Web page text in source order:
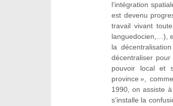
l’intégration
est devenu
travail vivant
languedocien,…),
la
décentraliser
pouvoir local et
province »,
1990, on assiste
s’installe la